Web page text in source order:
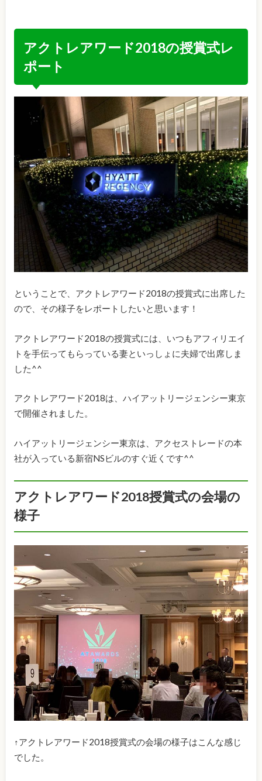
アクトレアワード2018の授賞式レ
ポート
ということで、アクトレアワード2018の授賞式に出席した
ので、その様子をレポートしたいと思います！
アクトレアワード2018の授賞式には、いつもアフィリエイ
トを手伝ってもらっている妻といっしょに夫婦で出席しま
した^^
アクトレアワード2018は、ハイアットリージェンシー東京
で開催されました。
ハイアットリージェンシー東京は、アクセストレードの本
社が入っている新宿NSビルのすぐ近くです^^
アクトレアワード2018授賞式の会場の
様子
↑アクトレアワード2018授賞式の会場の様子はこんな感じ
でした。